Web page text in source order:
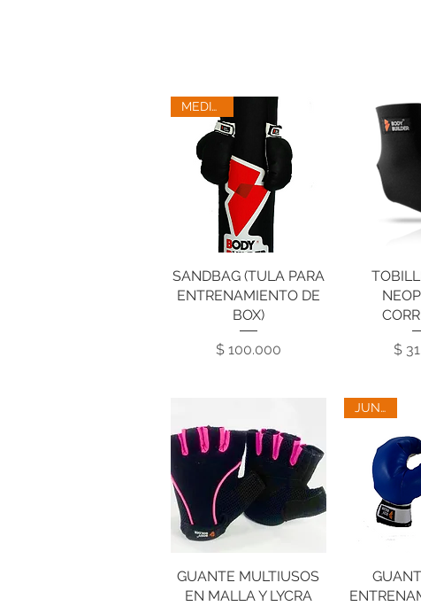
Vista rápida
MEDIANO
SANDBAG (TULA PARA
ENTRENAMIENTO DE
BOX)
Precio
$ 100.000
Vista
$
Vista rápida
GUANTE MULTIUSOS
EN MALLA Y LYCRA
Vista
JUNIOR